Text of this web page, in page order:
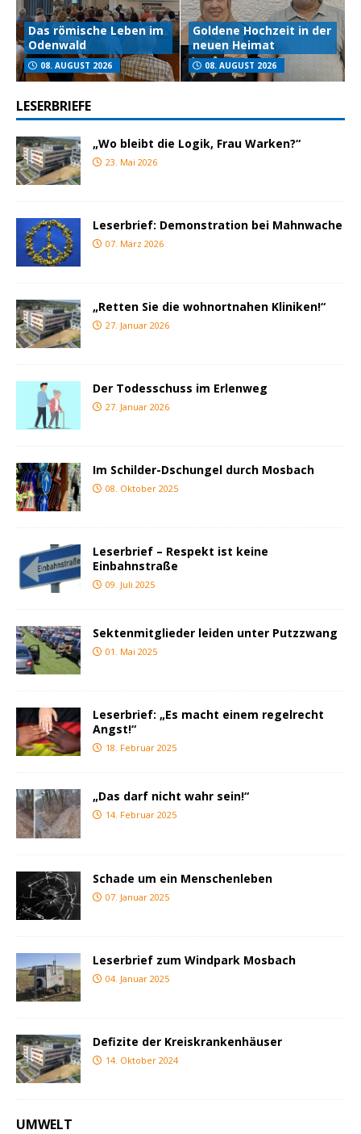
Das römische Leben im
Odenwald
08. AUGUST 2026
Goldene Hochzeit in der
neuen Heimat
08. AUGUST 2026
LESERBRIEFE
„Wo bleibt die Logik, Frau Warken?“
23. Mai 2026
Leserbrief: Demonstration bei Mahnwache
07. März 2026
„Retten Sie die wohnortnahen Kliniken!“
27. Januar 2026
Der Todesschuss im Erlenweg
27. Januar 2026
Im Schilder-Dschungel durch Mosbach
08. Oktober 2025
Leserbrief – Respekt ist keine
Einbahnstraße
09. Juli 2025
Sektenmitglieder leiden unter Putzzwang
01. Mai 2025
Leserbrief: „Es macht einem regelrecht
Angst!“
18. Februar 2025
„Das darf nicht wahr sein!“
14. Februar 2025
Schade um ein Menschenleben
07. Januar 2025
Leserbrief zum Windpark Mosbach
04. Januar 2025
Defizite der Kreiskrankenhäuser
14. Oktober 2024
UMWELT